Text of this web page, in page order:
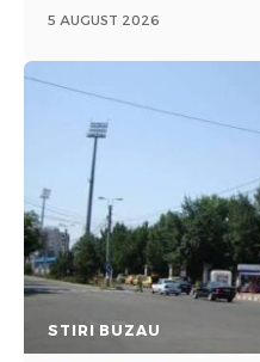
5 AUGUST 2026
STIRI BUZAU